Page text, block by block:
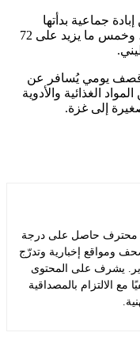
بدأتها
إسرائيل في 8 أكتوبر 2023، بدعم أمريكي، وخمس ما يزيد على 72
يُسافر عن
والأدوية
غزة.
على درجة
إخبارية وتدرّج
على المحتوى
بالمصداقية